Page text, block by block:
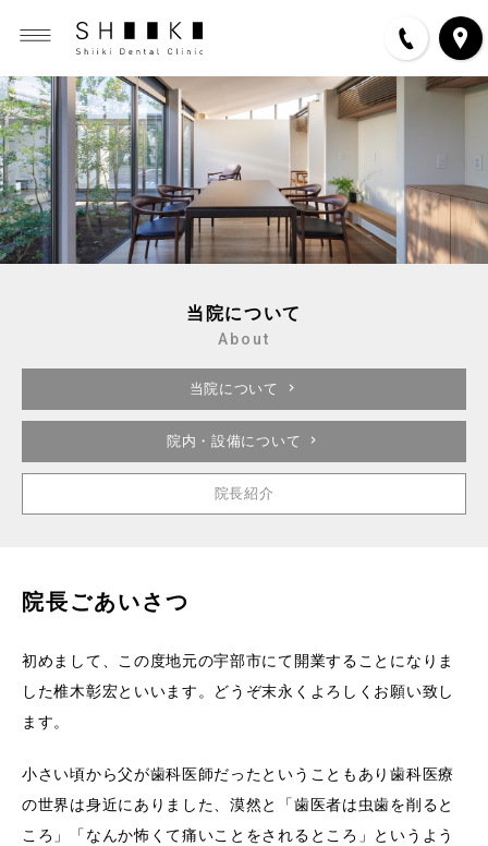
当院について
About
当院について
院内・設備について
院長紹介
院長ごあいさつ
初めまして、この度地元の宇部市にて開業することになりま
した椎木彰宏といいます。どうぞ末永くよろしくお願い致し
ます。
小さい頃から父が歯科医師だったということもあり歯科医療
の世界は身近にありました、漠然と「歯医者は虫歯を削ると
ころ」「なんか怖くて痛いことをされるところ」というよう